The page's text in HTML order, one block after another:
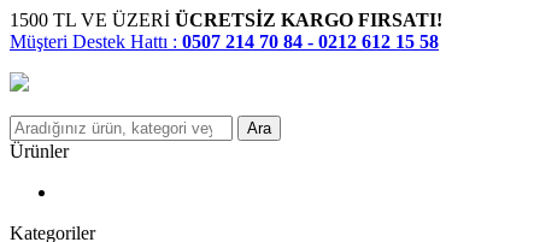
1500 TL VE ÜZERİ ÜCRETSİZ KARGO FIRSATI!
Müşteri Destek Hattı : 0507 214 70 84 - 0212 612 15 58
Ara
Ürünler
Kategoriler